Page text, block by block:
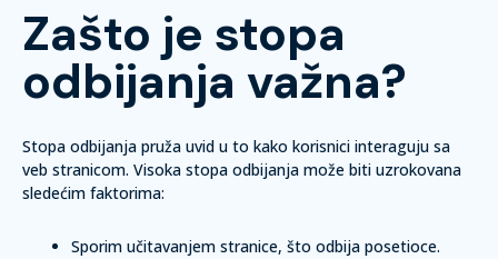
Zašto je stopa
odbijanja važna?
Stopa odbijanja pruža uvid u to kako korisnici interaguju sa
veb stranicom. Visoka stopa odbijanja može biti uzrokovana
sledećim faktorima:
Sporim učitavanjem stranice, što odbija posetioce.